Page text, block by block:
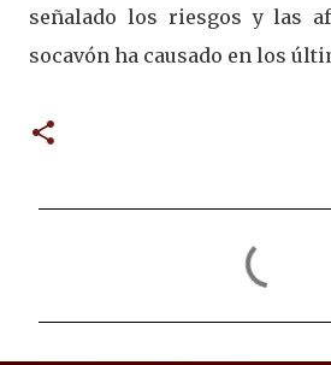
señalado los riesgos y las
socavón ha causado en los